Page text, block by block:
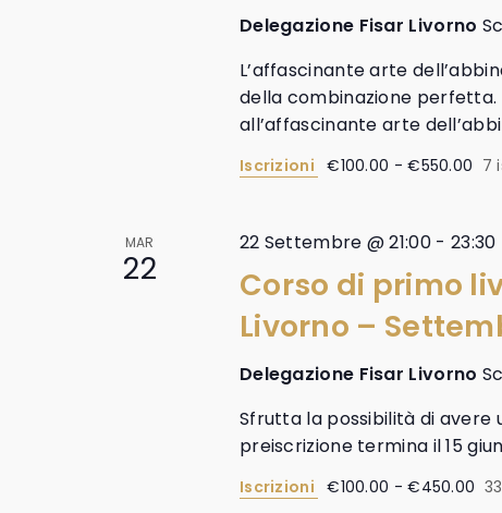
Delegazione Fisar Livorno
L’affascinante arte
della combinazione
all’affascinante arte
Iscrizioni €100.00 - €550.00 7
MAR
22
Corso di primo
Livorno –
22 Settembre @ 21:00 - 23:30
Delegazione Fisar Livorno
Sfrutta la possibilità di avere
preiscrizione termina il 15
Iscrizioni €100.00 - €450.00